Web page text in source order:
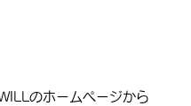
のホームページから